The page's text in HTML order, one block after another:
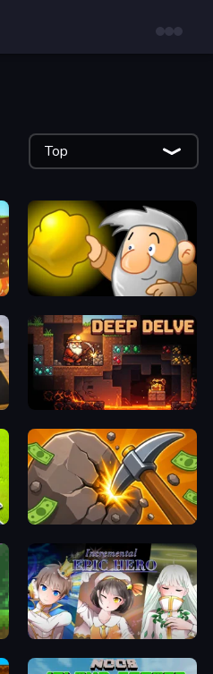
Top
Gold Miner
Deep Delve
Mine Clicker
Incremental Epic Hero